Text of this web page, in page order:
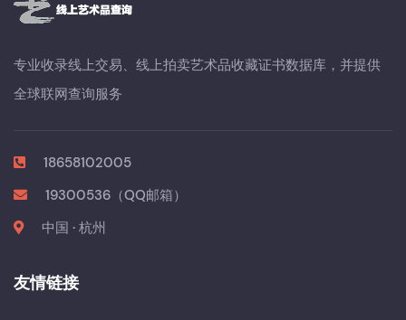
专业收录线上交易、线上拍卖艺术品收藏证书数据库，并提供
全球联网查询服务
18658102005
19300536（QQ邮箱）
中国 · 杭州
友情链接